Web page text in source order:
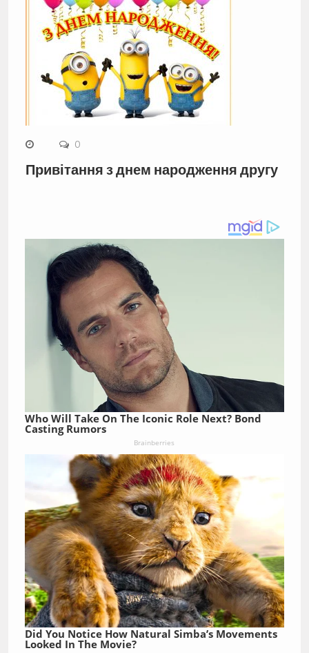
0
Привітання з днем народження другу
Who Will Take On The Iconic Role Next? Bond
Casting Rumors
Brainberries
Did You Notice How Natural Simba’s Movements
Looked In The Movie?